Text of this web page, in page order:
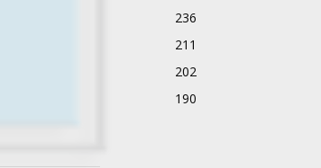
236
211
202
190